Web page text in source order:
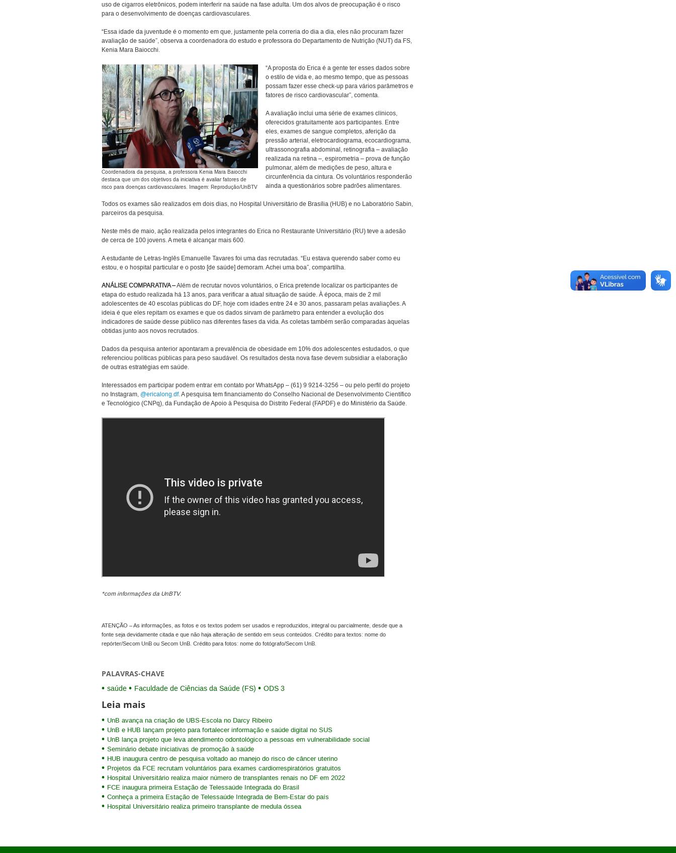
uso de cigarros eletrônicos, podem interferir na saúde na fase adulta. Um dos alvos de preocupação é o risco
para o desenvolvimento de doenças cardiovasculares.
“Essa idade da juventude é o momento em que, justamente pela correria do dia a dia, eles não procuram fazer
avaliação de saúde”, observa a coordenadora do estudo e professora do Departamento de Nutrição (NUT) da FS,
Kenia Mara Baiocchi.
Coordenadora da pesquisa, a professora Kenia Mara Baiocchi
destaca que um dos objetivos da iniciativa é avaliar fatores de
risco para doenças cardiovasculares. Imagem: Reprodução/UnBTV
“A proposta do Erica é a gente ter esses dados sobre
o estilo de vida e, ao mesmo tempo, que as pessoas
possam fazer esse check-up para vários parâmetros e
fatores de risco cardiovascular”, comenta.
A avaliação inclui uma série de exames clínicos,
oferecidos gratuitamente aos participantes. Entre
eles, exames de sangue completos, aferição da
pressão arterial, eletrocardiograma, ecocardiograma,
ultrassonografia abdominal, retinografia – avaliação
realizada na retina –, espirometria – prova de função
pulmonar, além de medições de peso, altura e
circunferência da cintura. Os voluntários responderão
ainda a questionários sobre padrões alimentares.
Todos os exames são realizados em dois dias, no Hospital Universitário de Brasília (HUB) e no Laboratório Sabin,
parceiros da pesquisa.
Neste mês de maio, ação realizada pelos integrantes do Erica no Restaurante Universitário (RU) teve a adesão
de cerca de 100 jovens. A meta é alcançar mais 600.
A estudante de Letras-Inglês Emanuelle Tavares foi uma das recrutadas. “Eu estava querendo saber como eu
estou, e o hospital particular e o posto [de saúde] demoram. Achei uma boa”, compartilha.
ANÁLISE COMPARATIVA –Além de recrutar novos voluntários, o Erica pretende localizar os participantes de
etapa do estudo realizada há 13 anos, para verificar a atual situação de saúde. À época, mais de 2 mil
adolescentes de 40 escolas públicas do DF, hoje com idades entre 24 e 30 anos, passaram pelas avaliações. A
ideia é que eles repitam os exames e que os dados sirvam de parâmetro para entender a evolução dos
indicadores de saúde desse público nas diferentes fases da vida. As coletas também serão comparadas àquelas
obtidas junto aos novos recrutados.
Dados da pesquisa anterior apontaram a prevalência de obesidade em 10% dos adolescentes estudados, o que
referenciou políticas públicas para peso saudável. Os resultados desta nova fase devem subsidiar a elaboração
de outras estratégias em saúde.
Interessados em participar podem entrar em contato por WhatsApp – (61) 9 9214-3256 – ou pelo perfil do projeto
no Instagram, @ericalong.df. A pesquisa tem financiamento do Conselho Nacional de Desenvolvimento Científico
e Tecnológico (CNPq), da Fundação de Apoio à Pesquisa do Distrito Federal (FAPDF) e do Ministério da Saúde.
*com informações da UnBTV.
ATENÇÃO – As informações, as fotos e os textos podem ser usados e reproduzidos, integral ou parcialmente, desde que a
fonte seja devidamente citada e que não haja alteração de sentido em seus conteúdos. Crédito para textos: nome do
repórter/Secom UnB ou Secom UnB. Crédito para fotos: nome do fotógrafo/Secom UnB.
PALAVRAS-CHAVE
saúde Faculdade de Ciências da Saúde (FS) ODS 3
Leia mais
UnB avança na criação de UBS-Escola no Darcy Ribeiro
UnB e HUB lançam projeto para fortalecer informação e saúde digital no SUS
UnB lança projeto que leva atendimento odontológico a pessoas em vulnerabilidade social
Seminário debate iniciativas de promoção à saúde
HUB inaugura centro de pesquisa voltado ao manejo do risco de câncer uterino
Projetos da FCE recrutam voluntários para exames cardiorrespiratórios gratuitos
Hospital Universitário realiza maior número de transplantes renais no DF em 2022
FCE inaugura primeira Estação de Telessaúde Integrada do Brasil
Conheça a primeira Estação de Telessaúde Integrada de Bem-Estar do país
Hospital Universitário realiza primeiro transplante de medula óssea